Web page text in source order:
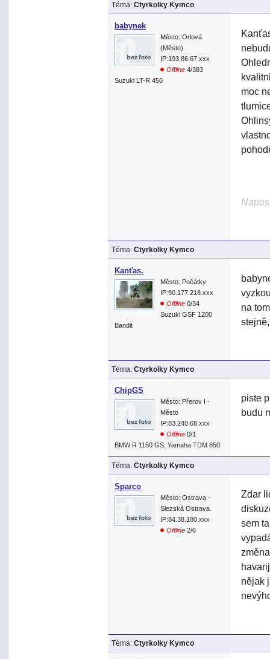
Téma: Ctyrkolky Kymco
babynek
Město: Orlová
(Město)
IP:193.86.67.xxx
Offline 4/383
Suzuki LT-R 450
moc
Téma: Ctyrkolky Kymco
Kanťas.
Město: Počátky
IP:90.177.218.xxx
Offline 0/34
Suzuki GSF 1200
Bandit
na
Téma: Ctyrkolky Kymco
ChipGS
Město: Přerov I -
Město
IP:83.240.68.xxx
Offline 0/1
BMW R 1150 GS, Yamaha TDM 850
piste
budu
Téma: Ctyrkolky Kymco
Sparco
Město: Ostrava -
Slezská Ostrava
IP:84.38.180.xxx
Offline 2/6
Zdar
sem
nějak
Téma: Ctyrkolky Kymco